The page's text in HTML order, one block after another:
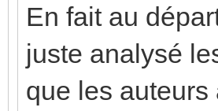
En fait au
juste analysé
que les